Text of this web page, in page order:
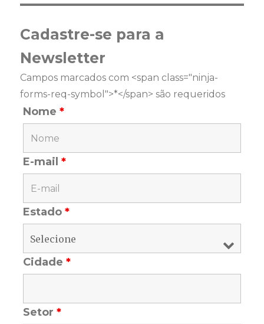
Cadastre-se para a
Newsletter
Campos marcados com <span class="ninja-
forms-req-symbol">*</span> são requeridos
Nome*
E-mail*
Estado*
Cidade*
Setor*